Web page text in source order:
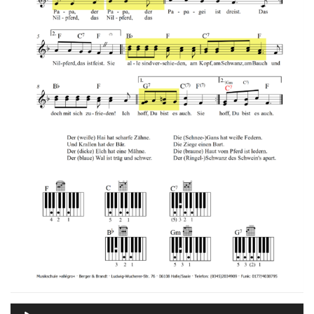
der rechten Melodiehand
15 Minutes
Eine allgemeine Vorübung für
die Terzen
15 Minutes
Was eine Doppeldominante ist?
Lies mal hier…
Es kommt noch schlimmer: Eine
Dreifachdominante???
Drei Septakkorde
hintereinander, kann das gut
Kündigung Meine Kurse
Impressum Datenschutz
SOCIAL LINKS
Anmelden für den Newsletter können Sie sich hier: